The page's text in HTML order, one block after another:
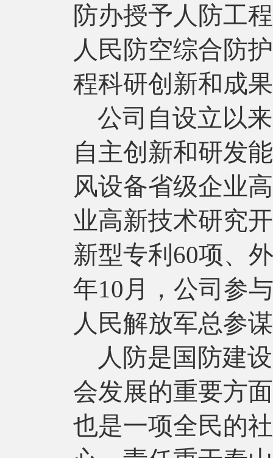
防办授予人防工
人民防空综合防
程科研创新和成
公司自设立以
自主创新和研发
风设备省级企业
业高新技术研究
新型专利60项、
年10月，公司参
人民解放军总参
人防是国防建
会发展的重要方
也是一项全民的